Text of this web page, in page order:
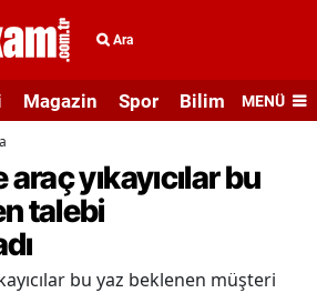
Ara
Magazin Spor Bilim veMENÜ
yıkayıcılar bu
talebi
bu yaz beklenen müşteri